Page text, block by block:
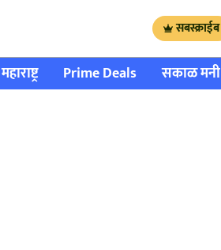
सबस्क्राईब
महाराष्ट्र Prime Deals सकाळ मनी